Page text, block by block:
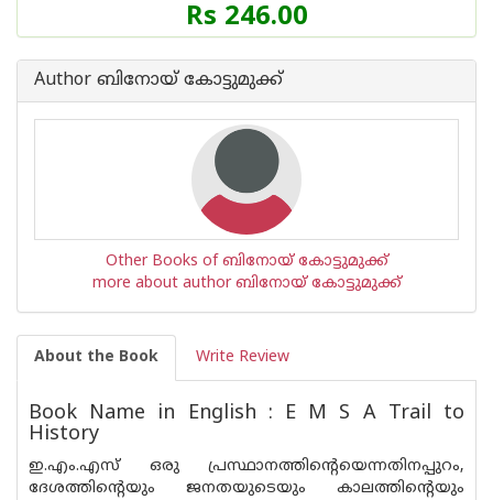
Rs 246.00
Author ബിനോയ് കോട്ടുമുക്ക്
Other Books of ബിനോയ് കോട്ടുമുക്ക്
more about author ബിനോയ് കോട്ടുമുക്ക്
About the Book Write Review
Book Name in English : E M S A Trail to
History
ഇ.എം.എസ് ഒരു പ്രസ്ഥാനത്തിന്റെയെന്നതിനപ്പുറം,
ദേശത്തിന്റെയും ജനതയുടെയും കാലത്തിന്റെയും